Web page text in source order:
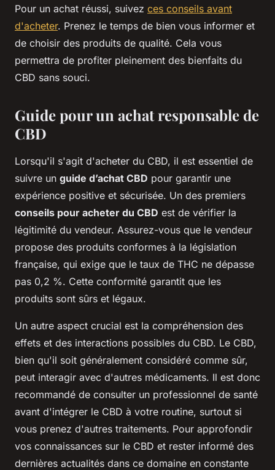
Pour un achat réussi, suivez ces conseils avant
d'acheter. Prenez le temps de bien vous informer et
de choisir des produits de qualité. Cela vous
permettra de profiter pleinement des bienfaits du
CBD sans souci.
Guide pour un achat responsable de
CBD
Lorsqu'il s'agit d'acheter du CBD, il est essentiel de
suivre un guide d’achat CBD pour garantir une
expérience positive et sécurisée. Un des premiers
conseils pour acheter du CBD est de vérifier la
légitimité du vendeur. Assurez-vous que le vendeur
propose des produits conformes à la législation
française, qui exige que le taux de THC ne dépasse
pas 0,2 %. Cette conformité garantit que les
produits sont sûrs et légaux.
Un autre aspect crucial est la compréhension des
effets et des interactions possibles du CBD. Le CBD,
bien qu'il soit généralement considéré comme sûr,
peut interagir avec d'autres médicaments. Il est donc
recommandé de consulter un professionnel de santé
avant d'intégrer le CBD à votre routine, surtout si
vous prenez d'autres traitements. Pour approfondir
vos connaissances sur le CBD et rester informé des
dernières actualités dans ce domaine en constante